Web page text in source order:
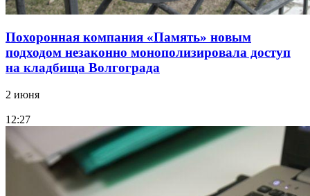
Похоронная компания «Память» новым
подходом незаконно монополизировала доступ
на кладбища Волгограда
2 июня
12:27